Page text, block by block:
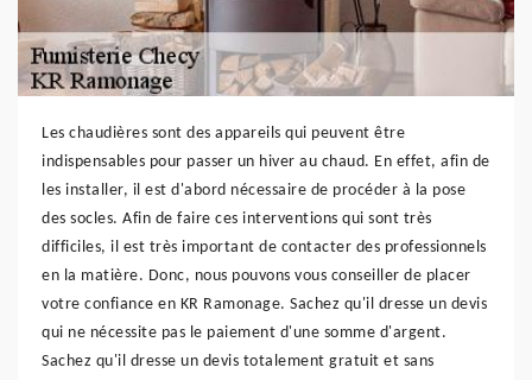
Les chaudières sont des appareils qui peuvent être
indispensables pour passer un hiver au chaud. En effet, afin de
les installer, il est d'abord nécessaire de procéder à la pose
des socles. Afin de faire ces interventions qui sont très
difficiles, il est très important de contacter des professionnels
en la matière. Donc, nous pouvons vous conseiller de placer
votre confiance en KR Ramonage. Sachez qu'il dresse un devis
qui ne nécessite pas le paiement d'une somme d'argent.
Sachez qu'il dresse un devis totalement gratuit et sans